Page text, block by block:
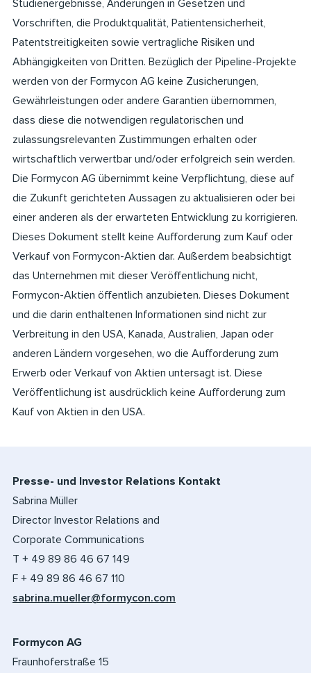
Studienergebnisse, Änderungen in Gesetzen und
Vorschriften, die Produktqualität, Patientensicherheit,
Patentstreitigkeiten sowie vertragliche Risiken und
Abhängigkeiten von Dritten. Bezüglich der Pipeline-Projekte
werden von der Formycon AG keine Zusicherungen,
Gewährleistungen oder andere Garantien übernommen,
dass diese die notwendigen regulatorischen und
zulassungsrelevanten Zustimmungen erhalten oder
wirtschaftlich verwertbar und/oder erfolgreich sein werden.
Die Formycon AG übernimmt keine Verpflichtung, diese auf
die Zukunft gerichteten Aussagen zu aktualisieren oder bei
einer anderen als der erwarteten Entwicklung zu korrigieren.
Dieses Dokument stellt keine Aufforderung zum Kauf oder
Verkauf von Formycon-Aktien dar. Außerdem beabsichtigt
das Unternehmen mit dieser Veröffentlichung nicht,
Formycon-Aktien öffentlich anzubieten. Dieses Dokument
und die darin enthaltenen Informationen sind nicht zur
Verbreitung in den USA, Kanada, Australien, Japan oder
anderen Ländern vorgesehen, wo die Aufforderung zum
Erwerb oder Verkauf von Aktien untersagt ist. Diese
Veröffentlichung ist ausdrücklich keine Aufforderung zum
Kauf von Aktien in den USA.
Presse- und Investor Relations Kontakt
Sabrina Müller
Director Investor Relations and
Corporate Communications
T + 49 89 86 46 67 149
F + 49 89 86 46 67 110
sabrina.mueller@formycon.com
Formycon AG
Fraunhoferstraße 15